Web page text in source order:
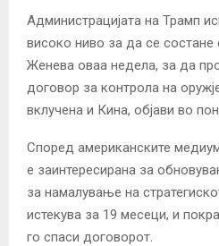
Администрацијата на Трамп
високо ниво за да се состане
Женева оваа недела, за да
договор за контрола на
вклучена и Кина, објави во
Според американските
е заинтересирана за
за намалување на
истекува за 19 месеци, и
го спаси договорот.